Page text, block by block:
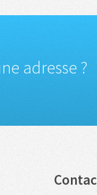
adresse ?